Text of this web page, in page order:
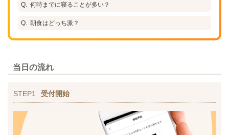
何時までに寝ることが多い？
朝食はどっち派？
当日の流れ
STEP1 受付開始